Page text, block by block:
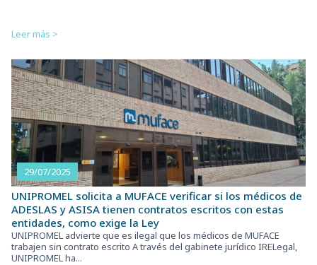
Leer más >
29/07/2025
UNIPROMEL solicita a MUFACE verificar si los médicos de
ADESLAS y ASISA tienen contratos escritos con estas
entidades, como exige la Ley
UNIPROMEL advierte que es ilegal que los médicos de MUFACE
trabajen sin contrato escrito A través del gabinete jurídico IRELegal,
UNIPROMEL ha...